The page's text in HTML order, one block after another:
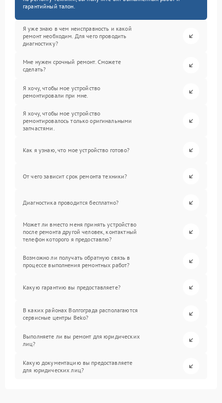
гарантийный талон.
Я уже знаю в чем неисправность и какой
ремонт необходим. Для чего проводить
диагностику?
Мне нужен срочный ремонт. Сможете
сделать?
Я хочу, чтобы мое устройство
ремонтировали при мне.
Я хочу, чтобы мое устройство
ремонтировалось только оригинальными
запчастями.
Как я узнаю, что мое устройство готово?
От чего зависит срок ремонта техники?
Диагностика проводится бесплатно?
Может ли вместо меня принять устройство
после ремонта другой человек, контактный
телефон которого я предоставлю?
Возможно ли получать обратную связь в
процессе выполнения ремонтных работ?
Какую гарантию вы предоставляете?
В каких районах Волгограда располагаются
сервисные центры Beko?
Выполняете ли вы ремонт для юридических
лиц?
Какую документацию вы предоставляете
для юридических лиц?